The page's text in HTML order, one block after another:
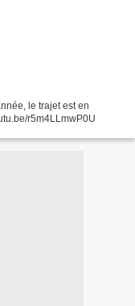
le trajet est en
r5m4LLmwP0U